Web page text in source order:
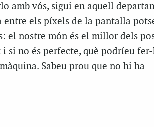
amb vós, sigui en aquell
els píxels de la pantalla
el nostre món és el millor dels
si no és perfecte, què podríeu
Sabeu prou que no hi ha